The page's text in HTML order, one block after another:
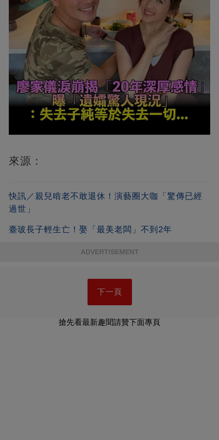
來源：
快訊／親兒啃老不敢退休！演藝圈大咖「驚傳已經
過世」
臺玻長子輕生亡！娶「最美老闆」不到2年
ADVERTISEMENT
下一頁
搶先看最新趣聞請贊下面專頁